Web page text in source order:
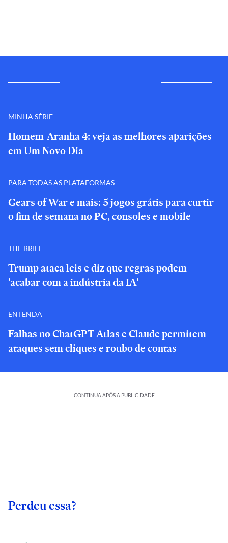
MINHA SÉRIE
Homem-Aranha 4: veja as melhores aparições
em Um Novo Dia
PARA TODAS AS PLATAFORMAS
Gears of War e mais: 5 jogos grátis para curtir
o fim de semana no PC, consoles e mobile
THE BRIEF
Trump ataca leis e diz que regras podem
'acabar com a indústria da IA'
ENTENDA
Falhas no ChatGPT Atlas e Claude permitem
ataques sem cliques e roubo de contas
CONTINUA APÓS A PUBLICIDADE
Perdeu essa?